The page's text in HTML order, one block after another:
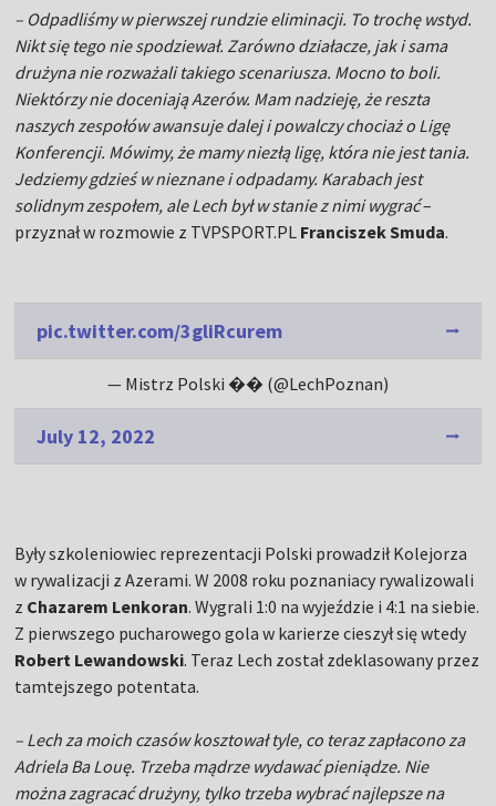
– Odpadliśmy w pierwszej rundzie eliminacji. To trochę wstyd.
Nikt się tego nie spodziewał. Zarówno działacze, jak i sama
drużyna nie rozważali takiego scenariusza. Mocno to boli.
Niektórzy nie doceniają Azerów. Mam nadzieję, że reszta
naszych zespołów awansuje dalej i powalczy chociaż o Ligę
Konferencji. Mówimy, że mamy niezłą ligę, która nie jest tania.
Jedziemy gdzieś w nieznane i odpadamy. Karabach jest
solidnym zespołem, ale Lech był w stanie z nimi wygrać–
przyznał w rozmowie z TVPSPORT.PL Franciszek Smuda.
pic.twitter.com/3gliRcurem
— Mistrz Polski �� (@LechPoznan)
July 12, 2022
Były szkoleniowiec reprezentacji Polski prowadził Kolejorza
w rywalizacji z Azerami. W 2008 roku poznaniacy rywalizowali
z Chazarem Lenkoran. Wygrali 1:0 na wyjeździe i 4:1 na siebie.
Z pierwszego pucharowego gola w karierze cieszył się wtedy
Robert Lewandowski. Teraz Lech został zdeklasowany przez
tamtejszego potentata.
– Lech za moich czasów kosztował tyle, co teraz zapłacono za
Adriela Ba Louę. Trzeba mądrze wydawać pieniądze. Nie
można zagracać drużyny, tylko trzeba wybrać najlepsze na